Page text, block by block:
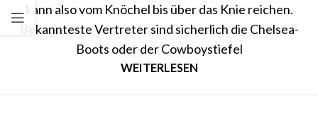
kann also vom Knöchel bis über das Knie reichen.
Bekannteste Vertreter sind sicherlich die Chelsea-
Boots oder der Cowboystiefel
WEITERLESEN